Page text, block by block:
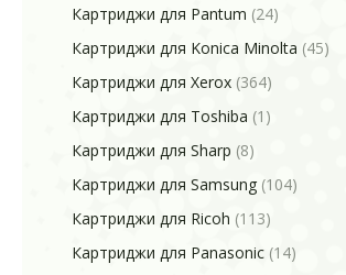
Картриджи для Pantum (24)
Картриджи для Konica Minolta (45)
Картриджи для Xerox (364)
Картриджи для Toshiba (1)
Картриджи для Sharp (8)
Картриджи для Samsung (104)
Картриджи для Ricoh (113)
Картриджи для Panasonic (14)